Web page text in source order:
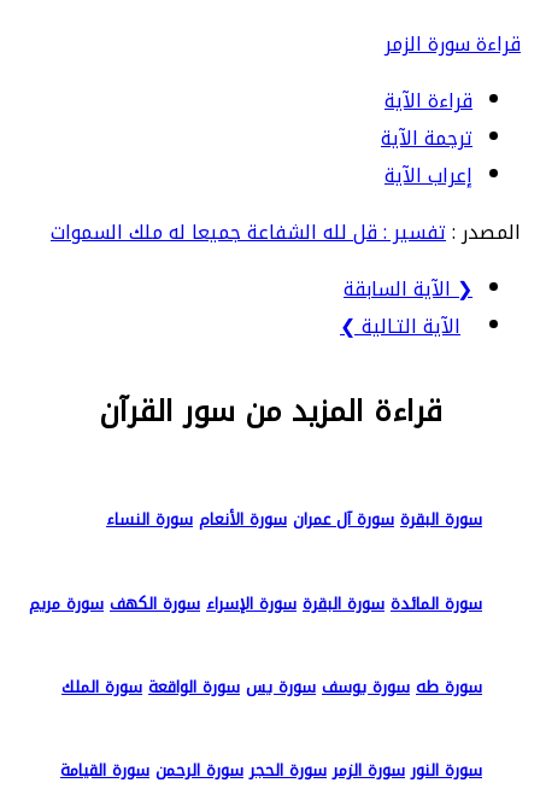
قراءة سورة الزمر
قراءة الآية
ترجمة الآية
إعراب الآية
المصدر :تفسير : قل لله الشفاعة جميعا له ملك السموات
❮ الآية السابقة
الآية التـالية ❯
قراءة المزيد من سور القرآن
سورة البقرة سورة آل عمران سورة الأنعام سورة النساء
سورة المائدة سورة البقرة سورة الإسراء سورة الكهف سورة مريم
سورة طه سورة يوسف سورة يس سورة الواقعة سورة الملك
سورة النور سورة الزمر سورة الحجر سورة الرحمن سورة القيامة